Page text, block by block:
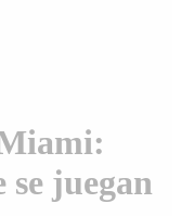
juegan